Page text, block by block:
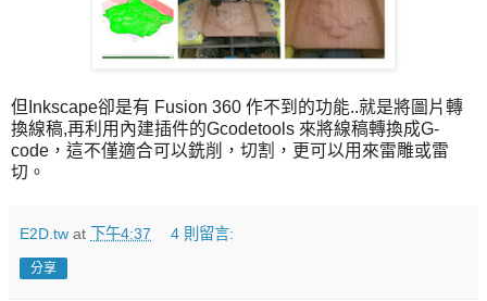
但Inkscape卻是有 Fusion 360 作不到的功能..就是將圖片轉
換線稿,再利用內建插件的Gcodetools 來將線稿轉換成G-
code，這不僅適合可以銑削，切割，更可以用來雷雕或雷
切。
E2D.tw at 下午4:37 4 則留言:
分享